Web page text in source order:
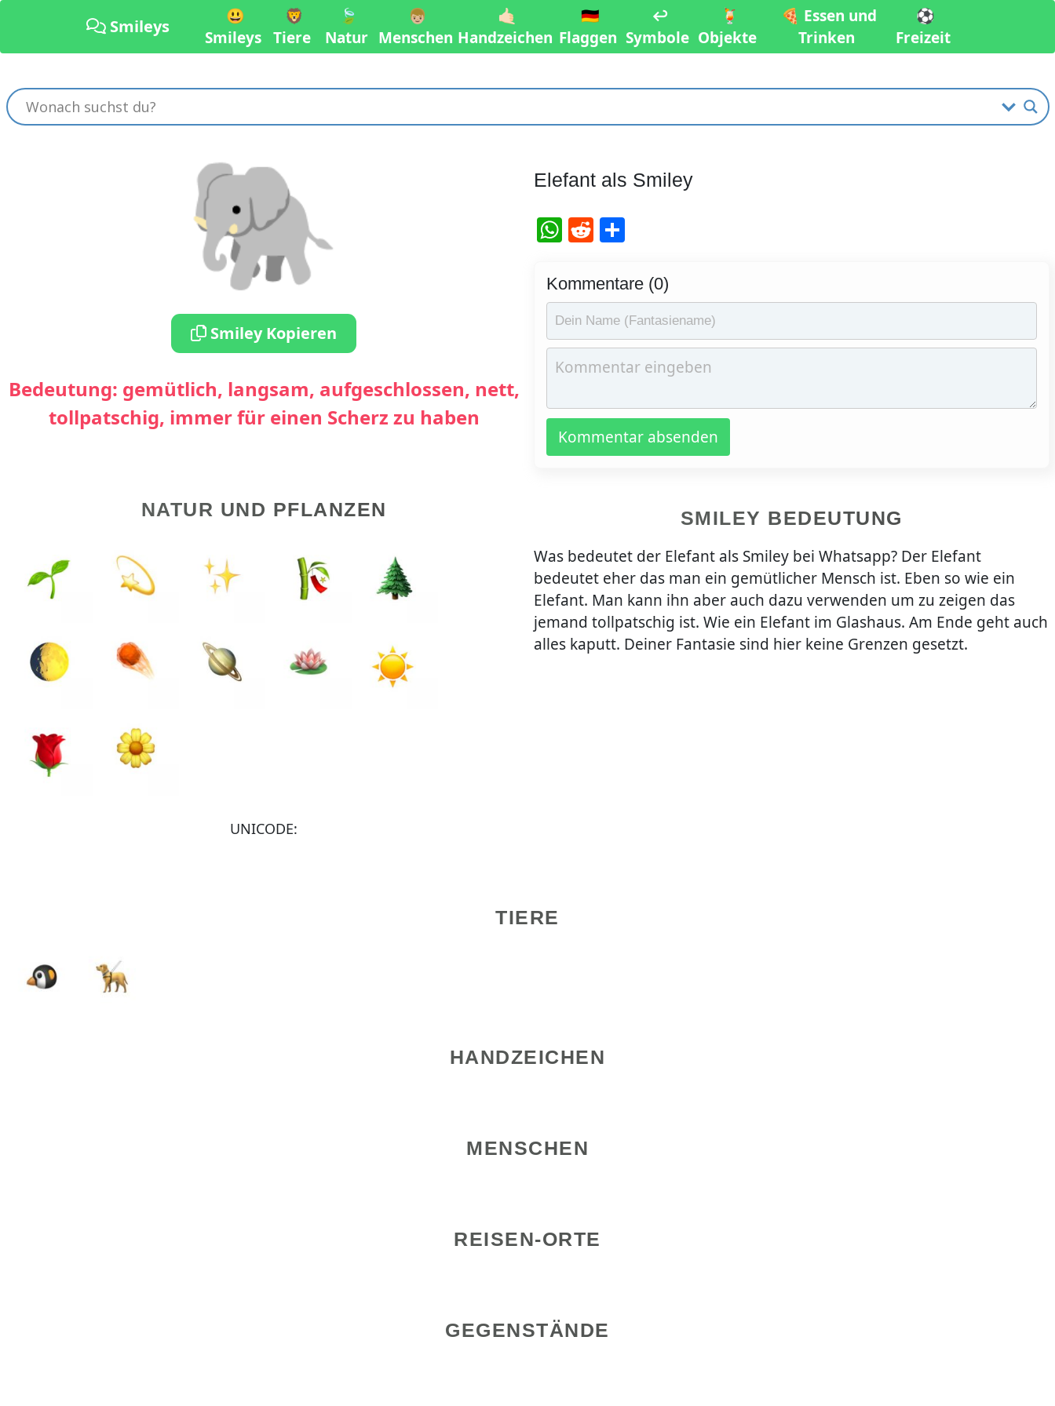
Smileys
😃
Smileys
🦁
Tiere
🍃
Natur
👦🏼
Menschen
🤙🏻
Handzeichen
🇩🇪
Flaggen
↩️
Symbole
🍹
Objekte
🍕 Essen und
Trinken
⚽️
Freizeit
🐘
Smiley Kopieren
Bedeutung: gemütlich, langsam, aufgeschlossen, nett,
tollpatschig, immer für einen Scherz zu haben
NATUR UND PFLANZEN
UNICODE:
Elefant als Smiley
WhatsApp
Reddit
Teilen
Kommentare (0)
Kommentar absenden
SMILEY BEDEUTUNG
Was bedeutet der Elefant als Smiley bei Whatsapp? Der Elefant
bedeutet eher das man ein gemütlicher Mensch ist. Eben so wie ein
Elefant. Man kann ihn aber auch dazu verwenden um zu zeigen das
jemand tollpatschig ist. Wie ein Elefant im Glashaus. Am Ende geht auch
alles kaputt. Deiner Fantasie sind hier keine Grenzen gesetzt.
TIERE
HANDZEICHEN
MENSCHEN
REISEN-ORTE
GEGENSTÄNDE